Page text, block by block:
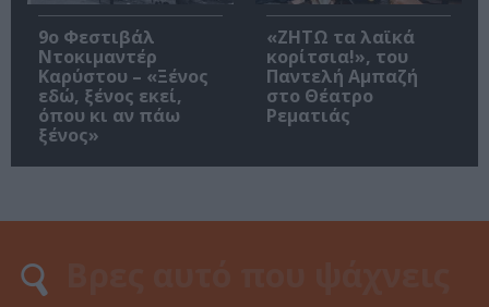
9ο Φεστιβάλ
Ντοκιμαντέρ
Καρύστου – «Ξένος
εδώ, ξένος εκεί,
όπου κι αν πάω
ξένος»
«ΖΗΤΩ τα λαϊκά
κορίτσια!», του
Παντελή Αμπαζή
στο Θέατρο
Ρεματιάς